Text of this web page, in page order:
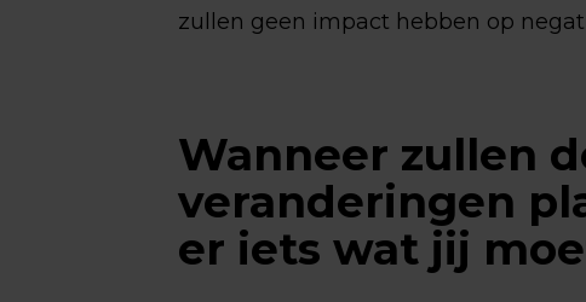
zullen geen impact hebben op
Wanneer zullen
veranderingen
er iets wat jij